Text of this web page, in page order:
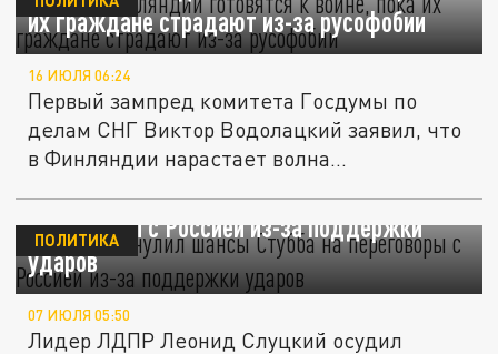
их граждане страдают из-за русофобии
16 ИЮЛЯ 06:24
Первый зампред комитета Госдумы по
делам СНГ Виктор Водолацкий заявил, что
в Финляндии нарастает волна...
Слуцкий обнулил шансы Стубба на
переговоры с Россией из-за поддержки
ударов
ПОЛИТИКА
07 ИЮЛЯ 05:50
Лидер ЛДПР Леонид Слуцкий осудил